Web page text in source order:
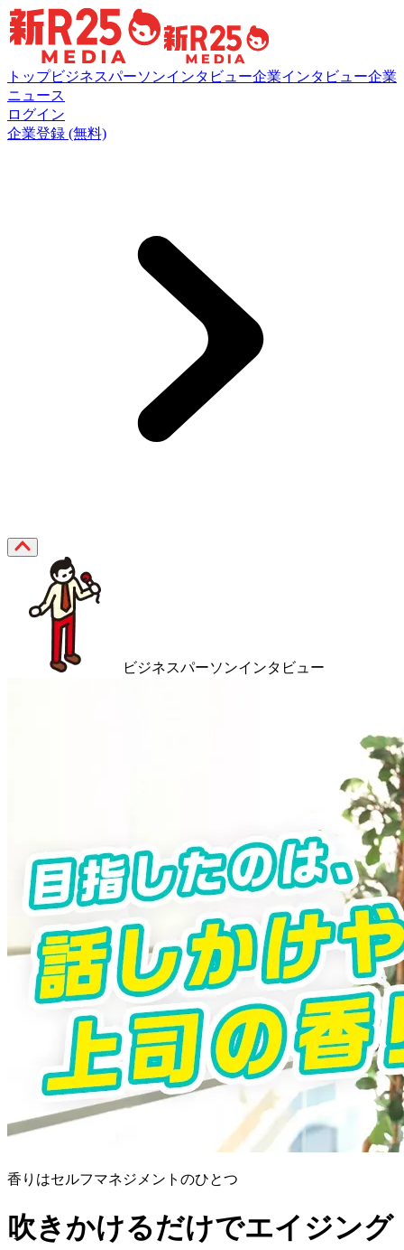
トップビジネスパーソンインタビュー企業インタビュー企業
ニュース
ログイン
企業登録 (無料)
ビジネスパーソンインタビュー
香りはセルフマネジメントのひとつ
吹きかけるだけでエイジング